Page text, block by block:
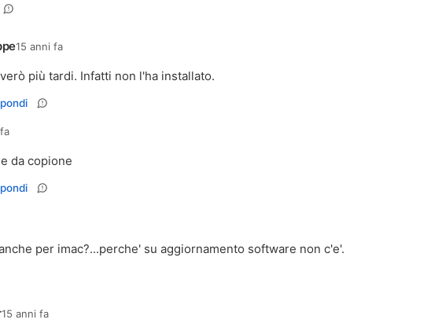
15 anni fa
più tardi. Infatti non l'ha installato.
da copione
per imac?...perche' su aggiornamento software non c'e'.
15 anni fa